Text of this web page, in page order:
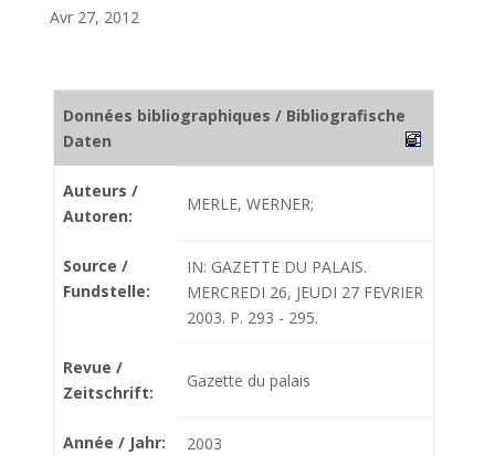
Avr 27, 2012
Données bibliographiques / Bibliografische
Daten
Auteurs /
Autoren:
MERLE, WERNER;
Source /
Fundstelle:
IN: GAZETTE DU PALAIS.
MERCREDI 26, JEUDI 27 FEVRIER
2003. P. 293 - 295.
Revue /
Zeitschrift:
Gazette du palais
Année / Jahr: 2003